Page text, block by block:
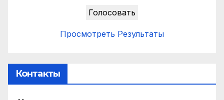
Просмотреть Результаты
Контакты